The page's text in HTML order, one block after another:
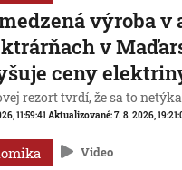
výroba v
v
ceny
rezort tvrdí, že sa to
11:59:41Aktualizované:7. 8. 2026,
Video